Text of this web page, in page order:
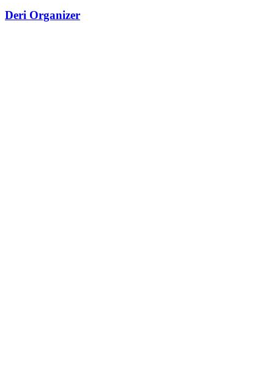
Deri Organizer